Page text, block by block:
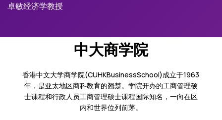
卓敏经济学教授
中大商学院
香港中文大学商学院(CUHKBusinessSchool)成立于1963
年，是亚太地区商科教育的翘楚。学院开办的工商管理硕
士课程和行政人员工商管理硕士课程国际知名，一向在区
内和世界位列前茅。